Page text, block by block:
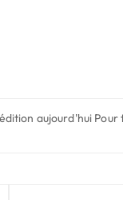
aujourd'hui Pour